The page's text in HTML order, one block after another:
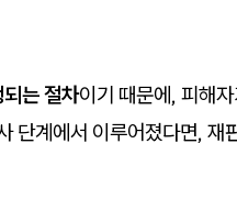
는 절차이기 때문에, 피해
단계에서 이루어졌다면, 재